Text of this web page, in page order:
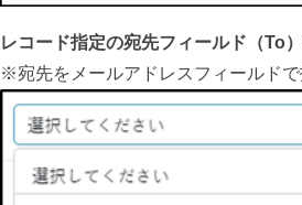
レコード指定の宛先フィールド（To
※宛先をメールアドレスフィールド